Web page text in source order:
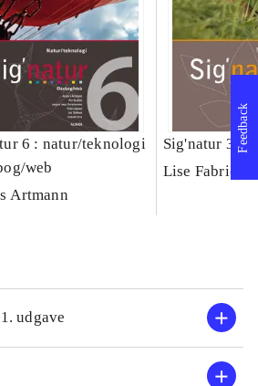
6 : natur/teknologi
web
Artmann
Sig'natur 3 :
Lise
udgave
Feedback